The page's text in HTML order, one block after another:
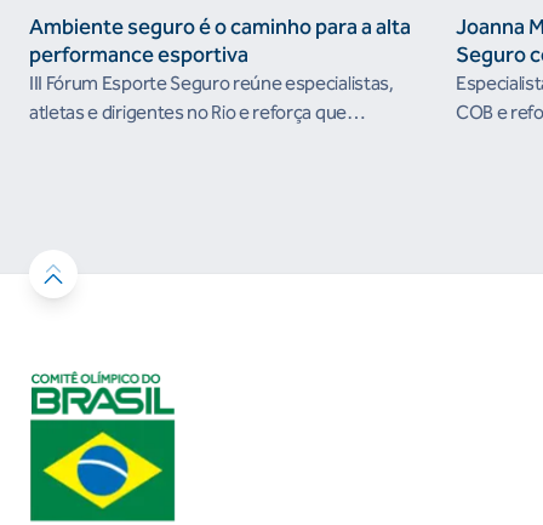
Ambiente seguro é o caminho para a alta
performance esportiva
III Fórum Esporte Seguro reúne especialistas,
atletas e dirigentes no Rio e reforça que
Joanna
Seguro
COB e